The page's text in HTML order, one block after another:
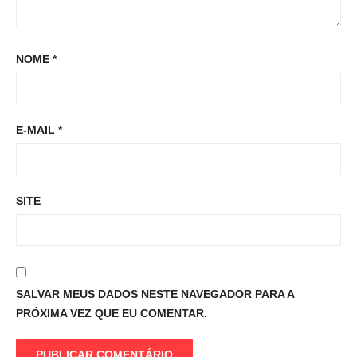
NOME *
E-MAIL *
SITE
SALVAR MEUS DADOS NESTE NAVEGADOR PARA A
PRÓXIMA VEZ QUE EU COMENTAR.